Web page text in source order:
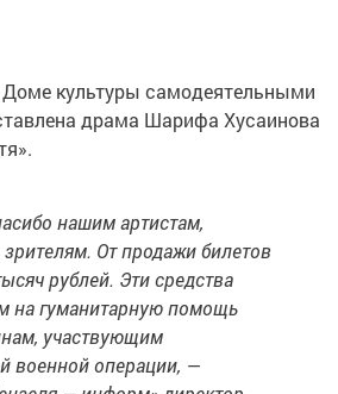
культуры самодеятельными
драма Шарифа Хусаинова
нашим артистам,
От продажи билетов
рублей. Эти средства
на гуманитарную помощь
участвующим
военной операции, —